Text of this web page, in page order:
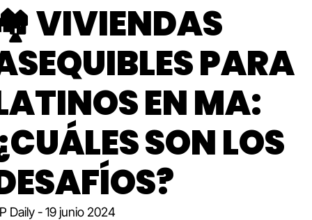
VIVIENDAS
PARA
EN MA:
SON LOS
Daily - 19 junio 2024